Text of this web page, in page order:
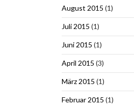
August 2015 (1)
Juli 2015 (1)
Juni 2015 (1)
April 2015 (3)
März 2015 (1)
Februar 2015 (1)